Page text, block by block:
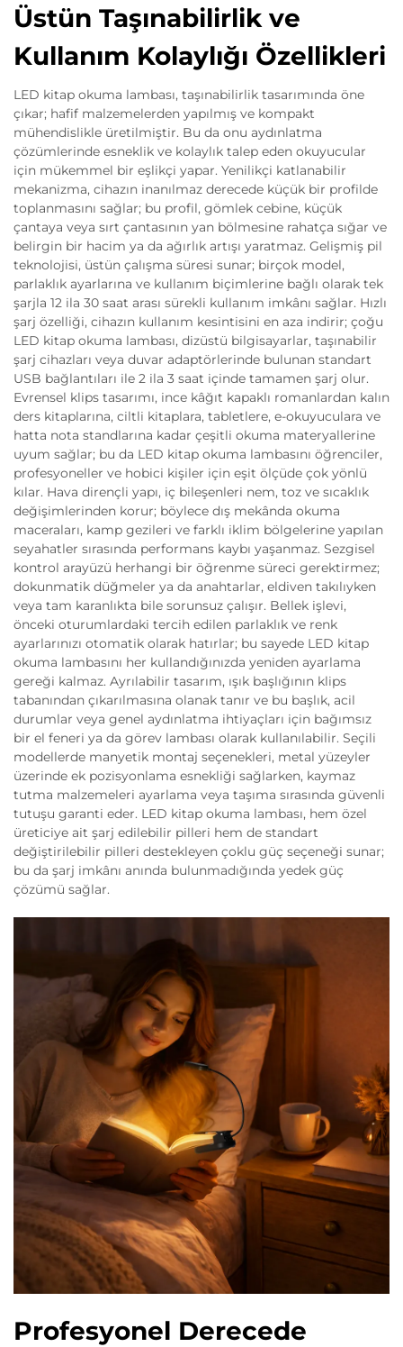
Üstün Taşınabilirlik ve
Kullanım Kolaylığı Özellikleri
LED kitap okuma lambası, taşınabilirlik tasarımında öne
çıkar; hafif malzemelerden yapılmış ve kompakt
mühendislikle üretilmiştir. Bu da onu aydınlatma
çözümlerinde esneklik ve kolaylık talep eden okuyucular
için mükemmel bir eşlikçi yapar. Yenilikçi katlanabilir
mekanizma, cihazın inanılmaz derecede küçük bir profilde
toplanmasını sağlar; bu profil, gömlek cebine, küçük
çantaya veya sırt çantasının yan bölmesine rahatça sığar ve
belirgin bir hacim ya da ağırlık artışı yaratmaz. Gelişmiş pil
teknolojisi, üstün çalışma süresi sunar; birçok model,
parlaklık ayarlarına ve kullanım biçimlerine bağlı olarak tek
şarjla 12 ila 30 saat arası sürekli kullanım imkânı sağlar. Hızlı
şarj özelliği, cihazın kullanım kesintisini en aza indirir; çoğu
LED kitap okuma lambası, dizüstü bilgisayarlar, taşınabilir
şarj cihazları veya duvar adaptörlerinde bulunan standart
USB bağlantıları ile 2 ila 3 saat içinde tamamen şarj olur.
Evrensel klips tasarımı, ince kâğıt kapaklı romanlardan kalın
ders kitaplarına, ciltli kitaplara, tabletlere, e-okuyuculara ve
hatta nota standlarına kadar çeşitli okuma materyallerine
uyum sağlar; bu da LED kitap okuma lambasını öğrenciler,
profesyoneller ve hobici kişiler için eşit ölçüde çok yönlü
kılar. Hava dirençli yapı, iç bileşenleri nem, toz ve sıcaklık
değişimlerinden korur; böylece dış mekânda okuma
maceraları, kamp gezileri ve farklı iklim bölgelerine yapılan
seyahatler sırasında performans kaybı yaşanmaz. Sezgisel
kontrol arayüzü herhangi bir öğrenme süreci gerektirmez;
dokunmatik düğmeler ya da anahtarlar, eldiven takılıyken
veya tam karanlıkta bile sorunsuz çalışır. Bellek işlevi,
önceki oturumlardaki tercih edilen parlaklık ve renk
ayarlarınızı otomatik olarak hatırlar; bu sayede LED kitap
okuma lambasını her kullandığınızda yeniden ayarlama
gereği kalmaz. Ayrılabilir tasarım, ışık başlığının klips
tabanından çıkarılmasına olanak tanır ve bu başlık, acil
durumlar veya genel aydınlatma ihtiyaçları için bağımsız
bir el feneri ya da görev lambası olarak kullanılabilir. Seçili
modellerde manyetik montaj seçenekleri, metal yüzeyler
üzerinde ek pozisyonlama esnekliği sağlarken, kaymaz
tutma malzemeleri ayarlama veya taşıma sırasında güvenli
tutuşu garanti eder. LED kitap okuma lambası, hem özel
üreticiye ait şarj edilebilir pilleri hem de standart
değiştirilebilir pilleri destekleyen çoklu güç seçeneği sunar;
bu da şarj imkânı anında bulunmadığında yedek güç
çözümü sağlar.
Profesyonel Derecede